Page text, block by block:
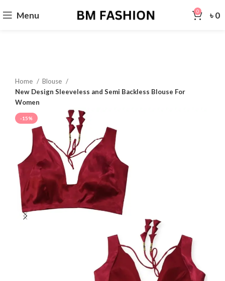
Menu 0 ৳0
Home
Blouse
New Design Sleeveless and Semi Backless Blouse For
Women
-15%